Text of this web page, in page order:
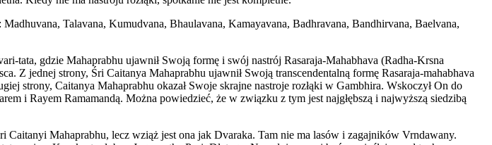
Talavana, Kumudvana, Bhaulavana, Kamayavana, Badhravana, Bandhirvana, Baelvana,
tata, gdzie Mahaprabhu ujawnił Swoją formę i swój nastrój Rasaraja-Mahabhava (Radha-Krsna
Z jednej strony, Śri Caitanya Mahaprabhu ujawnił Swoją transcendentalną formę Rasaraja-mahabhava
strony, Caitanya Mahaprabhu okazał Swoje skrajne nastroje rozłąki w Gambhira. Wskoczył On do
i Rayem Ramamandą. Można powiedzieć, że w związku z tym jest najgłębszą i najwyższą siedzibą
Mahaprabhu, lecz wziąż jest ona jak Dvaraka. Tam nie ma lasów i zagajników Vrndawany.